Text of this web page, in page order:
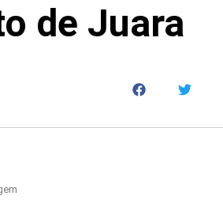
de Juara